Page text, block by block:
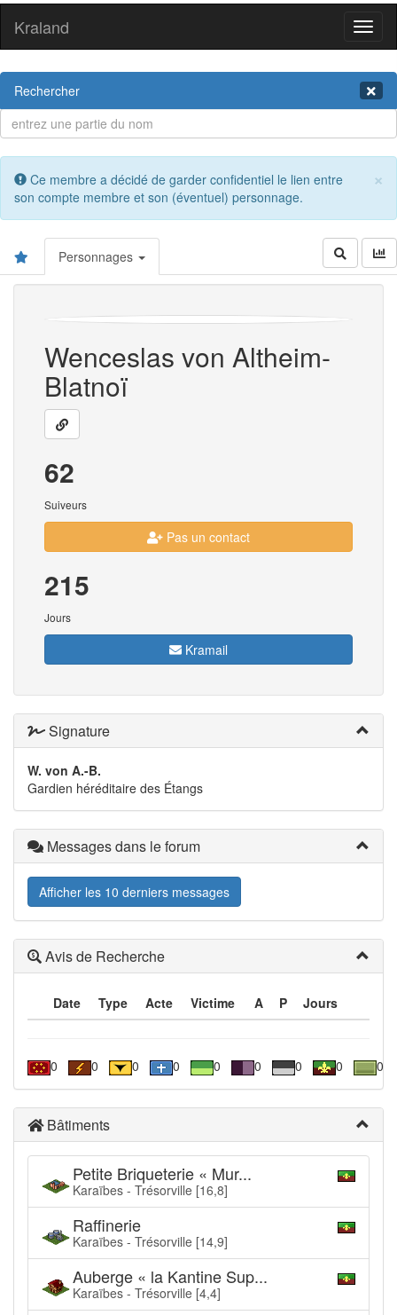
Kraland
Rechercher
×
Ce membre a décidé de garder confidentiel le lien entre
son compte membre et son (éventuel) personnage.
Personnages
Wenceslas von Altheim-
Blatnoï
62
Suiveurs
Pas un contact
215
Jours
Kramail
Signature
W. von A.-B.
Gardien héréditaire des Étangs
Messages dans le forum
Afficher les 10 derniers messages
Avis de Recherche
Date Type Acte Victime A P Jours
0 0 0 0 0 0 0 0 0
Bâtiments
Petite Briqueterie « Mur...
Karaïbes - Trésorville [16,8]
Raffinerie
Karaïbes - Trésorville [14,9]
Auberge « la Kantine Sup...
Karaïbes - Trésorville [4,4]